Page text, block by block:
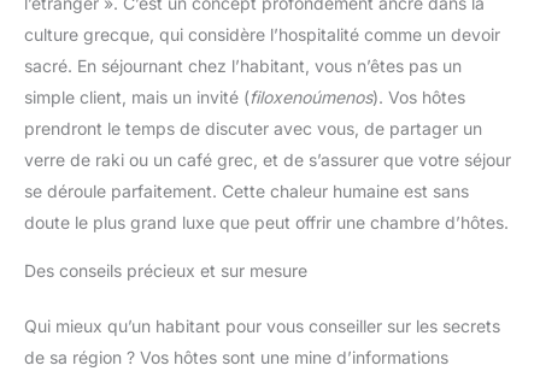
culture grecque, qui considère l’hospitalité comme un devoir
sacré. En séjournant chez l’habitant, vous n’êtes pas un
simple client, mais un invité (filoxenoúmenos). Vos hôtes
prendront le temps de discuter avec vous, de partager un
verre de raki ou un café grec, et de s’assurer que votre séjour
se déroule parfaitement. Cette chaleur humaine est sans
doute le plus grand luxe que peut offrir une chambre d’hôtes.
Des conseils précieux et sur mesure
Qui mieux qu’un habitant pour vous conseiller sur les secrets
de sa région ? Vos hôtes sont une mine d’informations